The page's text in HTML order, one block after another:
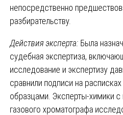
непосредственно
разбирательству.
Действия эксперта: Была
судебная экспертиза,
исследование и экспертизу
сравнили подписи на
образцами. Эксперты-химики с
газового хроматографа